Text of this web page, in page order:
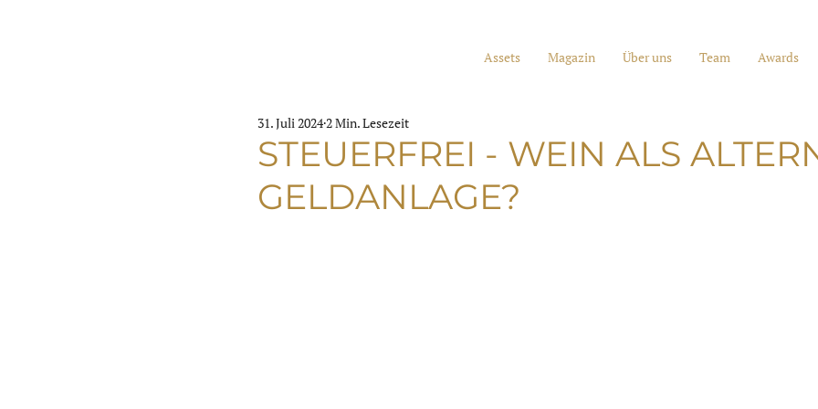
Assets Magazin Über uns Team Awards
STEUERFREI - WEIN ALS
GELDANLAGE?
31. Juli 20242 Min. Lesezeit